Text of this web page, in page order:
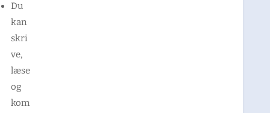
Du
kan
skri
ve,
læse
og
kom